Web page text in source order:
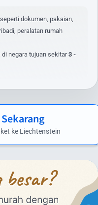
akurat, masukkan detail
di website kami. Anda juga
kami untuk
jumlah besar atau barang
yang
ke Liechtenstein yang
ke Liechtenstein
dokumen, pakaian,
peralatan rumah
negara tujuan sekitar3 -
ke Liechtenstein